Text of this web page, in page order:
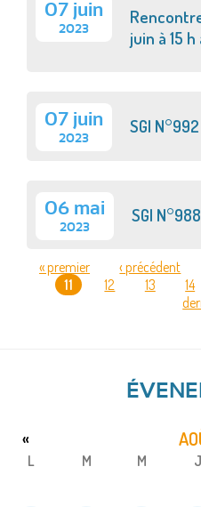
07 juin
2023
juin à 15
07 juin
2023
SGI
06 mai
2023
SGI
PAGES
« premier ‹ précédent
11
12 13 14
«
L M M J